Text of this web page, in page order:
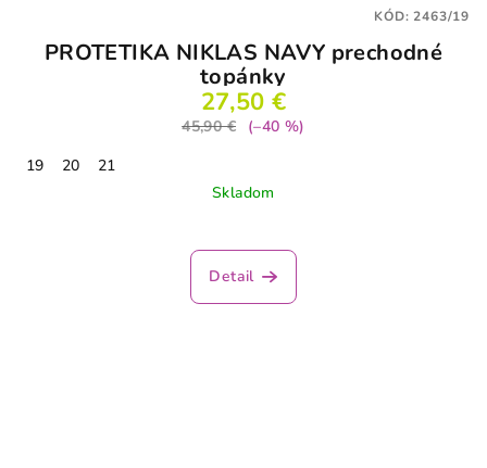
PROTETIKA NIKLAS NAVY prechodné
topánky
27,50 €
45,90 €
(–40 %)
19
20
21
Skladom
hodnotenie
produktu
Detail
KÓD:2463/19